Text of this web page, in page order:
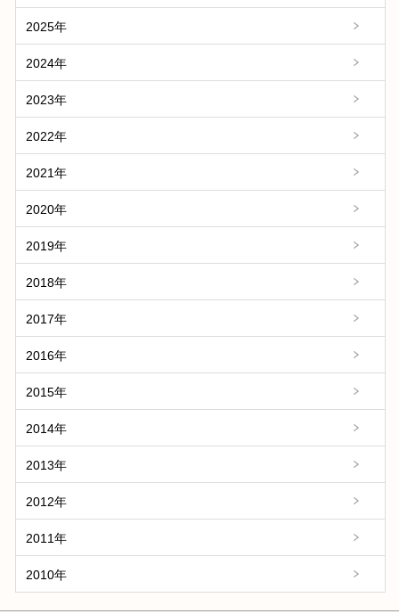
2025年
2024年
2023年
2022年
2021年
2020年
2019年
2018年
2017年
2016年
2015年
2014年
2013年
2012年
2011年
2010年